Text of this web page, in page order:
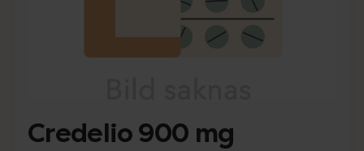
Credelio 900 mg